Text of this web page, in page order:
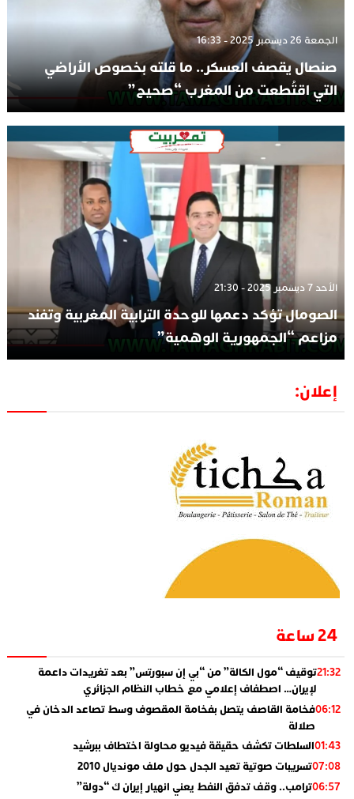
الجمعة 26 ديسمبر 2025 - 16:33
صنصال يقصف العسكر.. ما قلته بخصوص الأراضي
التي اقتُطعت من المغرب “صحيح”
الأحد 7 ديسمبر 2025 - 21:30
الصومال تؤكد دعمها للوحدة الترابية المغربية وتفند
مزاعم “الجمهورية الوهمية”
إعلان:
24 ساعة
21:32توقيف “مول الكالة” من “بي إن سبورتس” بعد تغريدات داعمة
لإيران… اصطفاف إعلامي مع خطاب النظام الجزائري
06:12فخامة القاصف يتصل بفخامة المقصوف وسط تصاعد الدخان في
صلالة
01:43السلطات تكشف حقيقة فيديو محاولة اختطاف ببرشيد
07:08تسريبات صوتية تعيد الجدل حول ملف مونديال 2010
06:57ترامب.. وقف تدفق النفط يعني انهيار إيران ك “دولة”